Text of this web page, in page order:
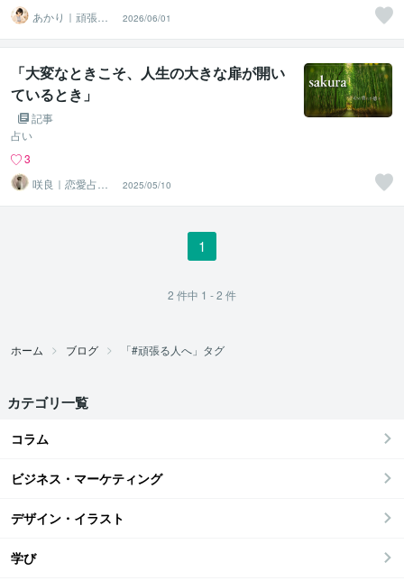
あかり｜頑張る
人の相談室
2026/06/01
「大変なときこそ、人生の大きな扉が開い
ているとき」
記事
占い
3
咲良｜恋愛占い
心導師
2025/05/10
1
2 件中 1 - 2 件
ホーム ブログ 「#頑張る人へ」タグ
カテゴリ一覧
コラム
ビジネス・マーケティング
デザイン・イラスト
学び